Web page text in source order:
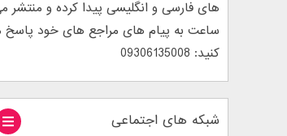
ساعت به پیام های مراجع های خود پاسخ
کنید: 09306135008
شبکه های اجتماعی